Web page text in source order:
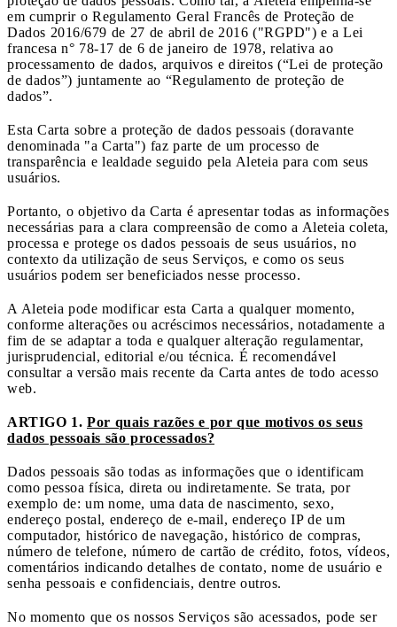
em cumprir o Regulamento Geral Francês de Proteção de
Dados 2016/679 de 27 de abril de 2016 ("RGPD") e a Lei
francesa n° 78-17 de 6 de janeiro de 1978, relativa ao
processamento de dados, arquivos e direitos (“Lei de proteção
de dados”) juntamente ao “Regulamento de proteção de
dados”.
Esta Carta sobre a proteção de dados pessoais (doravante
denominada "a Carta") faz parte de um processo de
transparência e lealdade seguido pela Aleteia para com seus
usuários.
Portanto, o objetivo da Carta é apresentar todas as informações
necessárias para a clara compreensão de como a Aleteia coleta,
processa e protege os dados pessoais de seus usuários, no
contexto da utilização de seus Serviços, e como os seus
usuários podem ser beneficiados nesse processo.
A Aleteia pode modificar esta Carta a qualquer momento,
conforme alterações ou acréscimos necessários, notadamente a
fim de se adaptar a toda e qualquer alteração regulamentar,
jurisprudencial, editorial e/ou técnica. É recomendável
consultar a versão mais recente da Carta antes de todo acesso
web.
ARTIGO 1. Por quais razões e por que motivos os seus
dados pessoais são processados?
Dados pessoais são todas as informações que o identificam
como pessoa física, direta ou indiretamente. Se trata, por
exemplo de: um nome, uma data de nascimento, sexo,
endereço postal, endereço de e-mail, endereço IP de um
computador, histórico de navegação, histórico de compras,
número de telefone, número de cartão de crédito, fotos, vídeos,
comentários indicando detalhes de contato, nome de usuário e
senha pessoais e confidenciais, dentre outros.
No momento que os nossos Serviços são acessados, pode ser